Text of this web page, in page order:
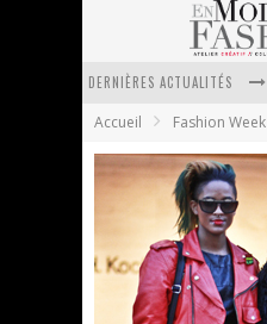
DERNIÈRES ACTUALITÉS
Accueil Fashion Week